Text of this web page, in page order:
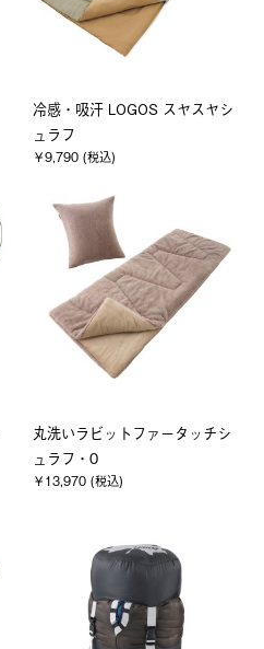
冷感・吸汗 LOGOS スヤスヤシ
ュラフ
￥9,790 (税込)
丸洗いラビットファータッチシ
ュラフ・0
￥13,970 (税込)